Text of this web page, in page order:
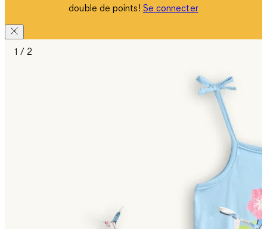
double de points! Se connecter
1 / 2